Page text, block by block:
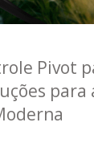
Pivot
para